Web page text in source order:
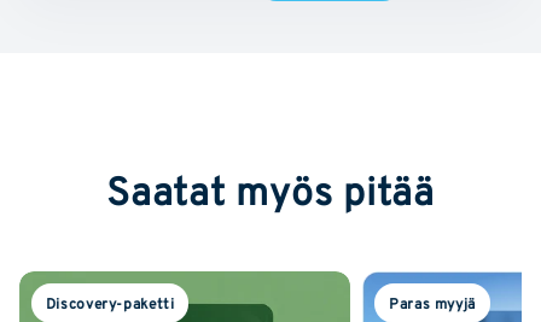
Saatat myös pitää
Discovery-paketti Paras myyjä